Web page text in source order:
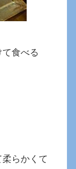
食べる
らかくて